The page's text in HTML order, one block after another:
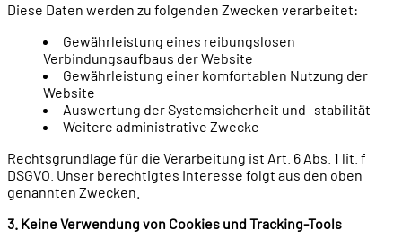
Diese Daten werden zu folgenden Zwecken verarbeitet:
Gewährleistung eines reibungslosen
Verbindungsaufbaus der Website
Gewährleistung einer komfortablen Nutzung der
Website
Auswertung der Systemsicherheit und -stabilität
Weitere administrative Zwecke
Rechtsgrundlage für die Verarbeitung ist Art. 6 Abs. 1 lit. f
DSGVO. Unser berechtigtes Interesse folgt aus den oben
genannten Zwecken.
3. Keine Verwendung von Cookies und Tracking-Tools